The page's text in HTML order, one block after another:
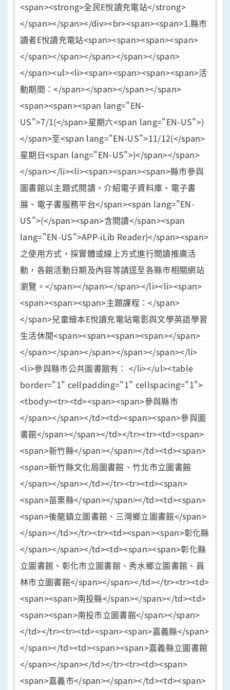
<span><strong>全民E悅讀充電站</strong>
</span></span></div><br><span><span>1.縣市
讀者E悅讀充電站<span><span><span><span>​
</span></span></span></span></span>
</span><ul><li><span><span>​​<span><span>活
動期間：</span></span></span></span>
<span><span><span lang="EN-
US">7/1(</span>星期六<span lang="EN-US">)
</span>至<span lang="EN-US">11/12(</span>
星期日<span lang="EN-US">)</span></span>
</span></li><li><span><span><span>縣市參與
圖書館以主題式閱讀，介紹電子資料庫、電子書
展、電子書服務平台</span><span lang="EN-
US">(</span><span>含閱讀</span><span
lang="EN-US">APP-iLib Reader)</span><span>
之使用方式，採實體或線上方式進行閱讀推廣活
動，各館活動日期及內容等請逕至各縣巿相關網站
瀏覽。</span></span></span></li><li><span>
<span><span><span>主題課程：</span>
</span>兒童繪本E悅讀充電站電影與文學英語學習
生活休閒<span><span><span><span>​</span>
</span></span></span></span></span></li>
<li>參與縣巿公共圖書館有： </li></ul><table
border="1" cellpadding="1" cellspacing="1">
<tbody><tr><td><span><span>參與縣市
</span></span></td><td><span><span>參與圖
書館</span></span></td></tr><tr><td><span>
<span>新竹縣</span></span></td><td><span>
<span>新竹縣文化局圖書館、竹北市立圖書館
</span></span></td></tr><tr><td><span>
<span>苗栗縣</span></span></td><td><span>
<span>後龍鎮立圖書館、三灣鄉立圖書館</span>
</span></td></tr><tr><td><span><span>彰化縣
</span></span></td><td><span><span>彰化縣
立圖書館、彰化市立圖書館、秀水鄉立圖書館、員
林市立圖書館</span></span></td></tr><tr><td>
<span><span>南投縣</span></span></td><td>
<span><span>南投市立圖書館</span></span>
</td></tr><tr><td><span><span>嘉義縣</span>
</span></td><td><span><span>嘉義縣立圖書館
</span></span></td></tr><tr><td><span>
<span>嘉義市</span></span></td><td><span>